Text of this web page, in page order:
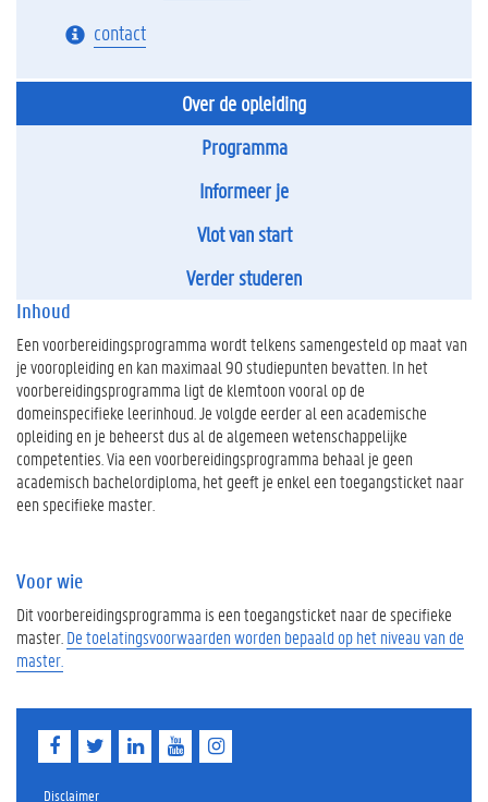
contact
Over de opleiding
Programma
Informeer je
Vlot van start
Verder studeren
Inhoud
Een voorbereidingsprogramma wordt telkens samengesteld op maat van
je vooropleiding en kan maximaal 90 studiepunten bevatten. In het
voorbereidingsprogramma ligt de klemtoon vooral op de
domeinspecifieke leerinhoud. Je volgde eerder al een academische
opleiding en je beheerst dus al de algemeen wetenschappelijke
competenties. Via een voorbereidingsprogramma behaal je geen
academisch bachelordiploma, het geeft je enkel een toegangsticket naar
een specifieke master.
Voor wie
Dit voorbereidingsprogramma is een toegangsticket naar de specifieke
master. De toelatingsvoorwaarden worden bepaald op het niveau van de
master.
e
Disclaimer